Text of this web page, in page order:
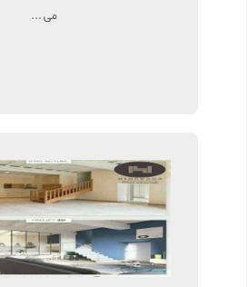
می ...